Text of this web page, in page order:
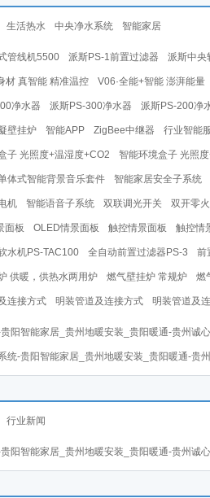
生活热水 中央净水系统 智能家居
管线机5500 派斯PS-1前置过滤器 派斯中央
材 真智能 精准温控 V06·全能+智能 澎湃能量
净水器 派斯PS-300净水器 派斯PS-200净
壁挂炉 智能APP ZigBee中继器 行业智能
子 光照度+温湿度+CO2 智能环境盒子 光照
体式智能背景音乐套件 智能家居安全子系统
机 智能语音子系统 双联调光开关 双开零
面板 OLED情景面板 触控情景面板 触控情
水机PS-TAC100 全自动前置过滤器PS-3 前
供暖，供热水两用炉 燃气壁挂炉 常规炉 燃
连接方式 明装管道及连接方式 明装管道及
阳智能家居_贵州地暖安装_贵阳暖通-贵州诚
统-贵阳智能家居_贵州地暖安装_贵阳暖通-贵
行业新闻
阳智能家居_贵州地暖安装_贵阳暖通-贵州诚